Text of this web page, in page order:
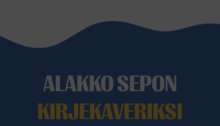
ALAKKO SEPON
KIRJEKAVERIKSI